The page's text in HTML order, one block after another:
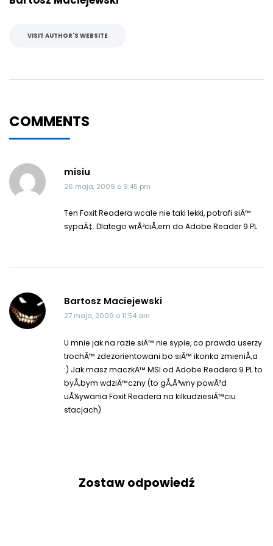
VISIT AUTHOR'S WEBSITE
COMMENTS
misiu
26 maja, 2009 o 9:45 pm
Ten Foxit Readera wcale nie taki lekki, potrafi siÄ™
sypaÄ‡. Dlatego wrÃ³ciÅ‚em do Adobe Reader 9 PL
Bartosz Maciejewski
27 maja, 2009 o 11:54 am
U mnie jak na razie siÄ™ nie sypie, co prawda userzy
trochÄ™ zdezorientowani bo siÄ™ ikonka zmieniÅ‚a
:) Jak masz maczkÄ™ MSI od Adobe Readera 9 PL to
byÅ‚bym wdziÄ™czny (to gÅ‚Ã³wny powÃ³d
uÅ¼ywania Foxit Readera na kilkudziesiÄ™ciu
stacjach).
Zostaw odpowiedź